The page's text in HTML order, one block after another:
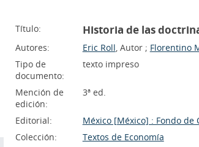
Título: Historia de las
Autores: Eric Roll, Autor ; Florentino
Tipo de
documento:
texto impreso
Mención de
edición:
3ª ed.
Editorial: México [México] : Fondo de
Colección:
Textos de Economía